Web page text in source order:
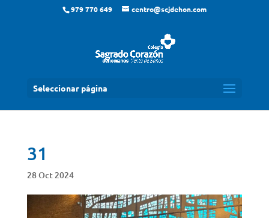
979 770 649 centro@scjdehon.com
Seleccionar página
31
28 Oct 2024